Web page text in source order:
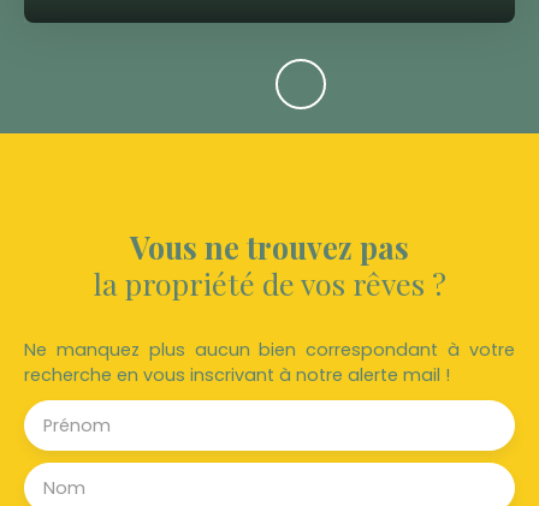
Vous ne trouvez pas
la propriété de vos rêves ?
Ne manquez plus aucun bien correspondant à votre
recherche en vous inscrivant à notre alerte mail !
Prénom
Nom